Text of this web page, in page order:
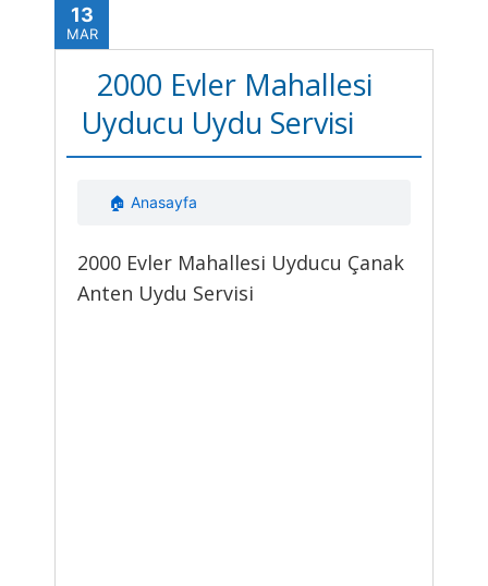
13
MAR
2000 Evler Mahallesi
Uyducu Uydu Servisi
🏠 Anasayfa
2000 Evler Mahallesi Uyducu Çanak
Anten Uydu Servisi